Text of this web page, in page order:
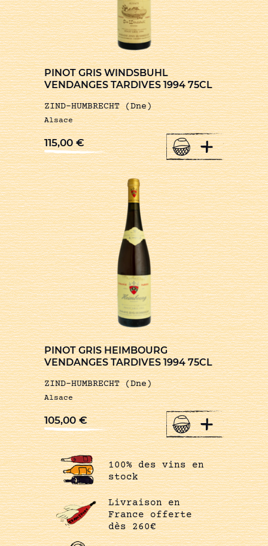
PINOT GRIS WINDSBUHL
VENDANGES TARDIVES 1994 75CL
ZIND-HUMBRECHT (Dne)
Alsace
115,00€ +
PINOT GRIS HEIMBOURG
VENDANGES TARDIVES 1994 75CL
ZIND-HUMBRECHT (Dne)
Alsace
105,00€ +
100% des vins en
stock
Livraison en
France offerte
dès 260€